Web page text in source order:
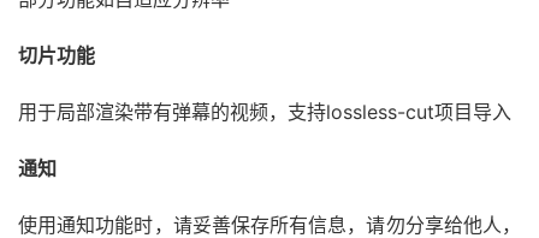
切片功能
用于局部渲染带有弹幕的视频，支持lossless-cut项目导入
通知
使用通知功能时，请妥善保存所有信息，请勿分享给他人，